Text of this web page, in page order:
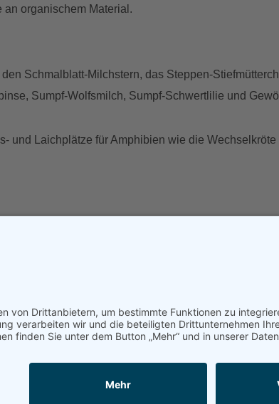
organischem Material.
Schmalblatt-Milchstern, das Steppen-
Sumpf-Wolfsmilch, Sumpf-Schwertlilie und
und Laichplätze für Amphibien wie die
Regelmäßiger Rückschnitt der Robinien im Norden
dem Sandrasen einmal im Jahr nach Ende der
der Vegetationsperiode